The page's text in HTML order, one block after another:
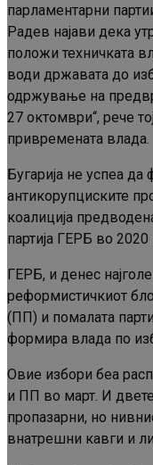
парламентарни
Радев најави дека
положи техничката
води државата до
одржување на
27 октомври“, рече
привремената влада.
Бугарија не успеа
антикорупциските
коалиција
партија ГЕРБ во 2020
ГЕРБ, и денес
реформистичкиот
(ПП) и помалата
формира влада по
Овие избори беа
и ПП во март. И
пропазарни, но
внатрешни кавги и